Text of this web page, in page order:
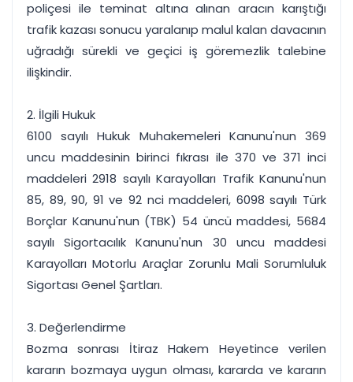
poliçesi ile teminat altına alınan aracın karıştığı
trafik kazası sonucu yaralanıp malul kalan davacının
uğradığı sürekli ve geçici iş göremezlik talebine
ilişkindir.
2. İlgili Hukuk
6100 sayılı Hukuk Muhakemeleri Kanunu'nun 369
uncu maddesinin birinci fıkrası ile 370 ve 371 inci
maddeleri 2918 sayılı Karayolları Trafik Kanunu'nun
85, 89, 90, 91 ve 92 nci maddeleri, 6098 sayılı Türk
Borçlar Kanunu'nun (TBK) 54 üncü maddesi, 5684
sayılı Sigortacılık Kanunu'nun 30 uncu maddesi
Karayolları Motorlu Araçlar Zorunlu Mali Sorumluluk
Sigortası Genel Şartları.
3. Değerlendirme
Bozma sonrası İtiraz Hakem Heyetince verilen
kararın bozmaya uygun olması, kararda ve kararın